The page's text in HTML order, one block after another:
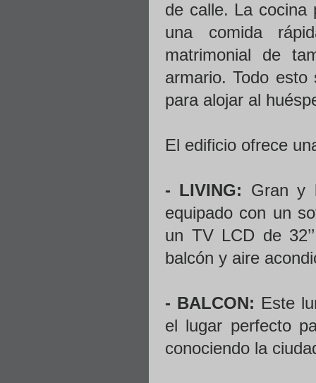
de calle. La cocina
una comida
matrimonial de
armario. Todo
para alojar al
El edificio ofrece
- LIVING: Gran y
equipado con un
un TV LCD de
balcón y aire
- BALCON: Este
el lugar perfecto
conociendo la